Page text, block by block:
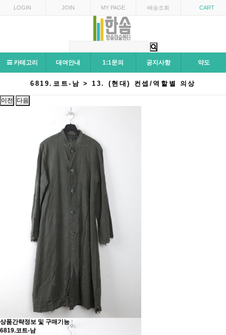
LOGIN JOIN MY PAGE 배송조회 CART
카테고리 대여안내 1:1문의 공지사항 약도
6819.코트-남 > 13. (현대) 컨셉/역할별 의상
이전 다음
상품간략정보 및 구매기능
6819.코트-남